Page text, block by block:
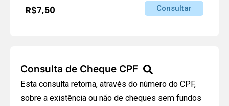
R$7,50 Consultar
Consulta de Cheque CPF
Esta consulta retorna, através do número do CPF,
sobre a existência ou não de cheques sem fundos